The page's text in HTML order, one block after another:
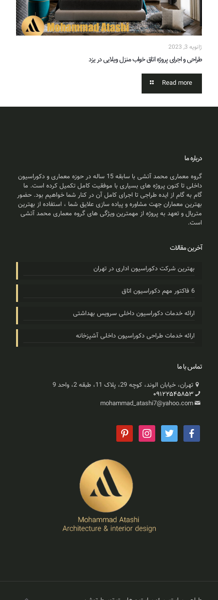
ژانویه 3, 2023
طراحی و اجرای پروژه اتاق خواب منزل ویلایی در یزد
Read more
درباره ما
گروه معماری محمد آتشی با سابقه 15 ساله در حوزه معماری و دکوراسیون
داخلی تا کنون پروژه های بسیاری با موفقیت کامل تکمیل کرده است. ما
گام به گام از ایده طراجی تا اجرای کامل آن در کنار شما خواهیم بود. حضور
بهترین معماران جهت مشاوره و پیاده سازی علایق شما ، استفاده از بهترین
متریال و تعهد به پروژه از مهمترین ویژگی های گروه معماری محمد آتشی
است.
آخرین مقالات
بهترین شرکت دکوراسیون اداری در تهران
6 فاکتور مهم دکوراسیون اتاق
ارائه خدمات دکوراسیون داخلی سرویس بهداشتی
ارائه خدمات طراحی دکوراسیون داخلی آشپزخانه
تماس با ما
تهران، خیابان الوند، کوچه 29، پلاک 11، طبقه 2، واحد 9
۰۹۱۲۲۵۴۵۸۵۳
mohammad_atashi7@yahoo.com
facebook
twitter
instagram
pinterest